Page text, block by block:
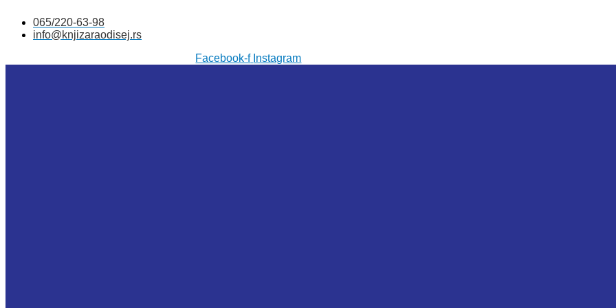
sadržaj
065/220-63-98
info@knjizaraodisej.rs
Facebook-f Instagram